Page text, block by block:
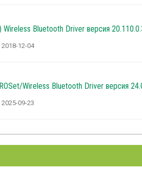
Wireless Bluetooth Driver версия
12-04
Wireless Bluetooth Driver версия
09-23